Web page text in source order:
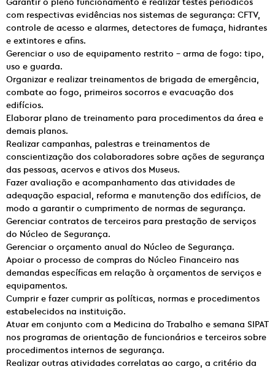
com respectivas evidências nos sistemas de segurança: CFTV,
controle de acesso e alarmes, detectores de fumaça, hidrantes
e extintores e afins.
Gerenciar o uso de equipamento restrito – arma de fogo: tipo,
uso e guarda.
Organizar e realizar treinamentos de brigada de emergência,
combate ao fogo, primeiros socorros e evacuação dos
edifícios.
Elaborar plano de treinamento para procedimentos da área e
demais planos.
Realizar campanhas, palestras e treinamentos de
conscientização dos colaboradores sobre ações de segurança
das pessoas, acervos e ativos dos Museus.
Fazer avaliação e acompanhamento das atividades de
adequação espacial, reforma e manutenção dos edifícios, de
modo a garantir o cumprimento de normas de segurança.
Gerenciar contratos de terceiros para prestação de serviços
do Núcleo de Segurança.
Gerenciar o orçamento anual do Núcleo de Segurança.
Apoiar o processo de compras do Núcleo Financeiro nas
demandas específicas em relação à orçamentos de serviços e
equipamentos.
Cumprir e fazer cumprir as políticas, normas e procedimentos
estabelecidos na instituição.
Atuar em conjunto com a Medicina do Trabalho e semana SIPAT
nos programas de orientação de funcionários e terceiros sobre
procedimentos internos de segurança.
Realizar outras atividades correlatas ao cargo, a critério da